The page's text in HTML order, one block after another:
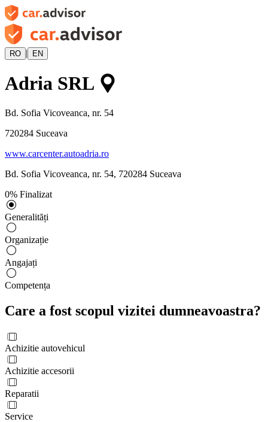
RO | EN
Adria SRL
Bd. Sofia Vicoveanca, nr. 54
720284 Suceava
www.carcenter.autoadria.ro
Bd. Sofia Vicoveanca, nr. 54, 720284 Suceava
0% Finalizat
Generalități
Organizație
Angajați
Competența
Care a fost scopul vizitei dumneavoastra?
Achizitie autovehicul
Achizitie accesorii
Reparatii
Service